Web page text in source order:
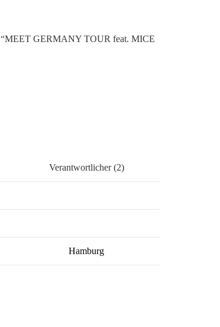
“MEET GERMANY TOUR feat. MICE
Verantwortlicher (2)
Hamburg